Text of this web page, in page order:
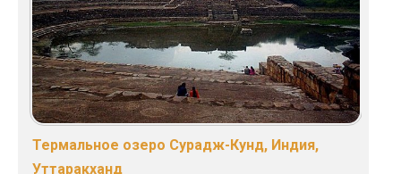
Термальное озеро Сурадж-Кунд, Индия,
Уттаракханд